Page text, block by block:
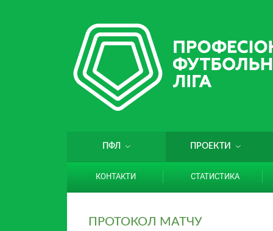
ПФЛ ПРОЕКТИ
КОНТАКТИ СТАТИСТИКА
ПРОТОКОЛ МАТЧУ